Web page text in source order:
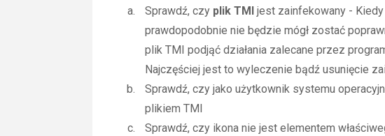
Sprawdź, czy plik TMI jest zainfekowany -
prawdopodobnie nie będzie mógł zostać
plik TMI podjąć działania zalecane przez
Najczęściej jest to wyleczenie bądź usunięcie
Sprawdź, czy jako użytkownik systemu
plikiem TMI
Sprawdź, czy ikona nie jest elementem